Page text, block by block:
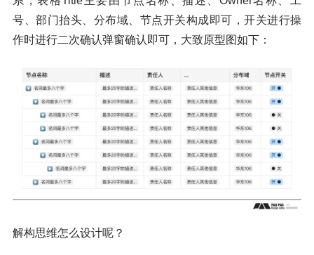
号、部门抬头、分布域、节点开关构成即可，开关进行操
作时进行二次确认弹窗确认即可，大致原型图如下：
解构思维怎么设计呢？